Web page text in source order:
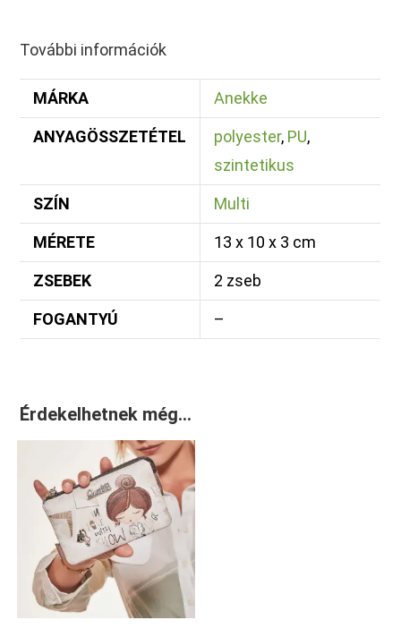
További információk
MÁRKA Anekke
ANYAGÖSSZETÉTEL polyester, PU,
szintetikus
SZÍN Multi
MÉRETE 13 x 10 x 3 cm
ZSEBEK 2 zseb
FOGANTYÚ –
Érdekelhetnek még…